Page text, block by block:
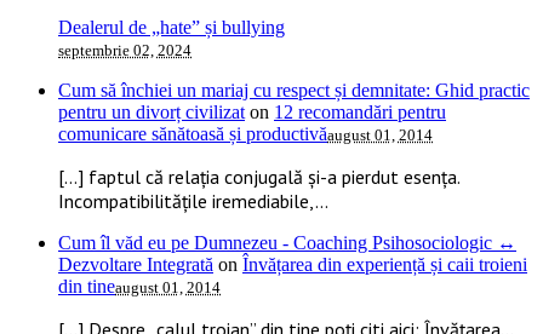
Dealerul de „hate” și bullying
septembrie 02, 2024
Cum să închiei un mariaj cu respect și demnitate: Ghid practic
pentru un divorț civilizat on 12 recomandări pentru
comunicare sănătoasă și productivăaugust 01, 2014
[…] faptul că relația conjugală și-a pierdut esența.
Incompatibilitățile iremediabile,...
Cum îl văd eu pe Dumnezeu - Coaching Psihosociologic ↔
Dezvoltare Integrată on Învățarea din experiență și caii troieni
din tineaugust 01, 2014